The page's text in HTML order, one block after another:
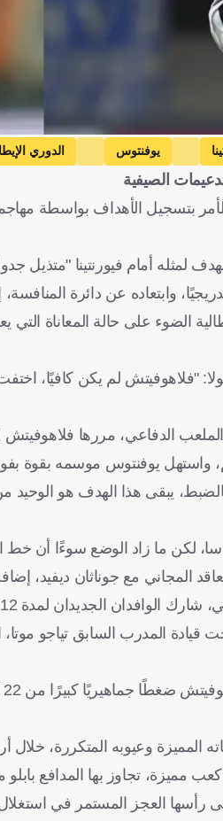
يوفنتوس الدوري
/ جليمت ضد يوفنتوس
كندا بلجيكا كرة قدم
الصيفية
بتسجيل الأهداف بواسطة
لمثله أمام فيورنتينا
وابتعاده عن دائرة
الضوء على حالة المعاناة
"فلاهوفيتش لم يكن كافيًا،
الدفاعي، مررها
"بعد ثلاثة أشهر و90 يومًا بالضبط،
المجاني مع جوناثان ديفيد،
قيادة المدرب السابق تياجو
وعيوبه المتكررة، خلال
مميزة، تجاوز بها المدافع بابلو
رأسها العجز المستمر في